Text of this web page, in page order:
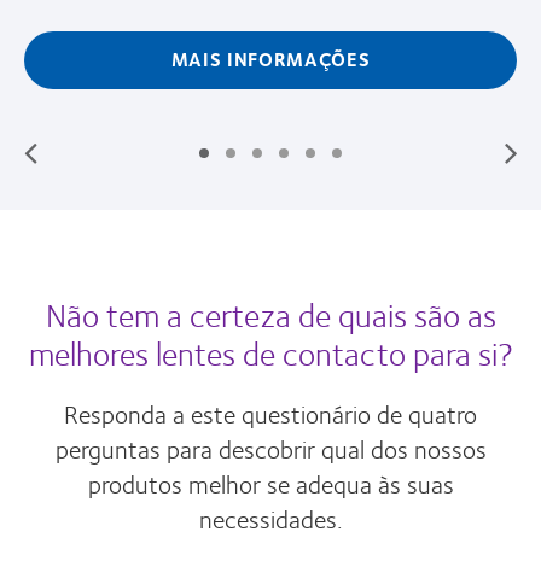
MAIS INFORMAÇÕES
Não tem a certeza de quais são as
melhores lentes de contacto para si?
Responda a este questionário de quatro
perguntas para descobrir qual dos nossos
produtos melhor se adequa às suas
necessidades.